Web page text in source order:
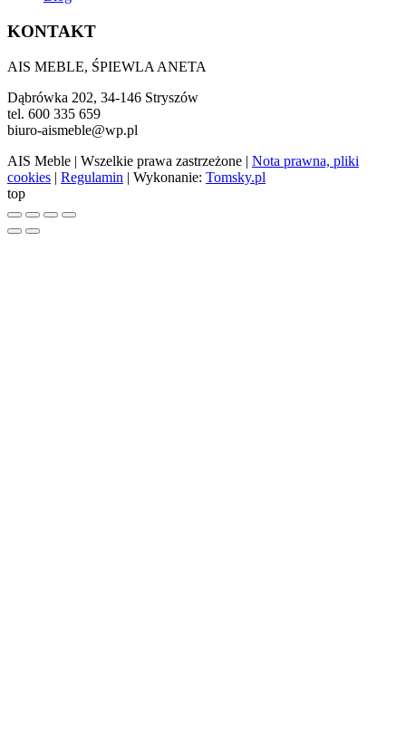
KONTAKT
AIS MEBLE, ŚPIEWLA ANETA
Dąbrówka 202, 34-146 Stryszów
tel. 600 335 659
biuro-aismeble@wp.pl
AIS Meble | Wszelkie prawa zastrzeżone | Nota prawna, pliki
cookies | Regulamin | Wykonanie: Tomsky.pl
top